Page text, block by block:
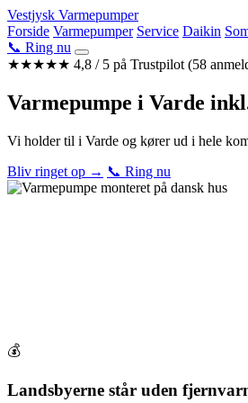
Videre
til
indhold
Vestjysk Varmepumper
Forside Varmepumper Service Daikin
📞 Ring nu
★★★★★ 4,8 / 5 på Trustpilot (58
Varmepumpe i Varde
Vi holder til i Varde og kører ud i hele
Bliv ringet op → 📞 Ring nu
💰
Landsbyerne står uden